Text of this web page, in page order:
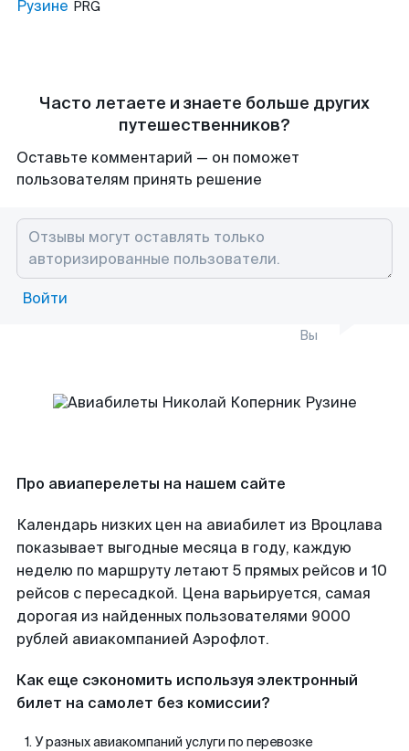
Рузине PRG
Часто летаете и знаете больше других
путешественников?
Оставьте комментарий — он поможет
пользователям принять решение
Войти
Вы
Про авиаперелеты на нашем сайте
Календарь низких цен на авиабилет из Вроцлава
показывает выгодные месяца в году, каждую
неделю по маршруту летают 5 прямых рейсов и 10
рейсов с пересадкой. Цена варьируется, самая
дорогая из найденных пользователями 9000
рублей авиакомпанией Аэрофлот.
Как еще сэкономить используя электронный
билет на самолет без комиссии?
У разных авиакомпаний услуги по перевозке